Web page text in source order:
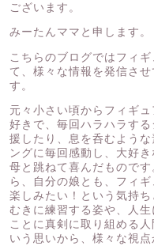
ございます。
みーたんママと申します。
こちらのブログではフィ
て、様々な情報を発信さ
す。
元々小さい頃からフィギ
好きで、毎回ハラハラす
援したり、息を呑むよう
ングに毎回感動し、大好
母と跳ねて喜んだもので
ら、自分の娘とも、フィ
楽しみたい！という気持
むきに練習する姿や、人
ことに真剣に取り組める
いう思いから、様々な視